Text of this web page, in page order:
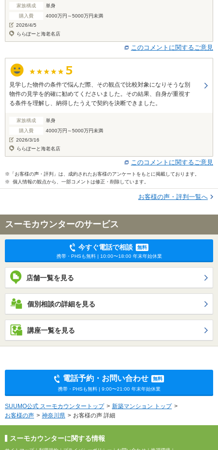
家族構成
単身
購入費
4000万円～5000万円未満
2026/4/5
ららぽーと海老名店
このコメントに関するご意見
見学した物件の条件で悩んだ際、その観点で比較対象になりそうな別
物件の見学を的確に勧めてくださいました。その結果、自身が重視す
る条件を理解し、納得したうえで契約を決断できました。
家族構成
単身
購入費
4000万円～5000万円未満
2026/3/16
ららぽーと海老名店
このコメントに関するご意見
※「お客様の声・評判」は、成約されたお客様のアンケートをもとに掲載しております。
※ 個人情報の観点から、一部コメントは修正・削除しています。
お客様の声・評判一覧へ
スーモカウンターのサービス
今すぐ電話で相談
無料
携帯・PHSも無料 | 10:00〜18:00 年末年始休業
店舗一覧を見る
個別相談の詳細を見る
講座一覧を見る
電話予約・お問い合わせ
無料
携帯・PHSも無料 | 9:00〜21:00 年末年始休業
SUUMO公式 スーモカウンタートップ
新築マンション トップ
お客様の声
神奈川県 お客様の声 詳細
スーモカウンターに関する情報